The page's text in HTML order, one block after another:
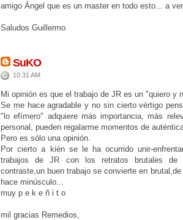
amigo Ángel que es un master en todo esto... a
Saludos Guillermo
SuKO
10:31 AM
Mi opinión es que el trabajo de JR es un "quiero y
Se me hace agradable y no sin cierto vértigo
"lo efímero" adquiere más importancia, más
personal, pueden regalarme momentos de
Pero es sólo una opinión.
Por cierto a kién se le ha ocurrido unir-
trabajos de JR con los retratos brutales de
contraste,un buen trabajo se convierte en
hace minúsculo...
muy p e k e ñ i t o
mil gracias Remedios,